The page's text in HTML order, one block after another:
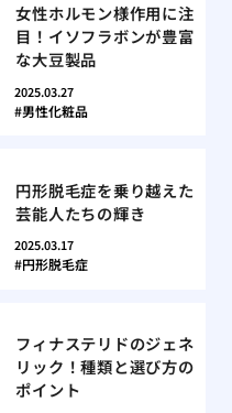
女性ホルモン様作用に注
目！イソフラボンが豊富
な大豆製品
2025.03.27
男性化粧品
円形脱毛症を乗り越えた
芸能人たちの輝き
2025.03.17
円形脱毛症
フィナステリドのジェネ
リック！種類と選び方の
ポイント